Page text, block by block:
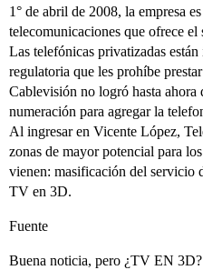
1° de abril de 2008, la empresa
telecomunicaciones que ofrece
Las telefónicas privatizadas
regulatoria que les prohíbe
Cablevisión no logró hasta
numeración para agregar la
Al ingresar en Vicente López,
zonas de mayor potencial para
vienen: masificación del servicio
TV en 3D.
Fuente
Buena noticia, pero ¿TV EN